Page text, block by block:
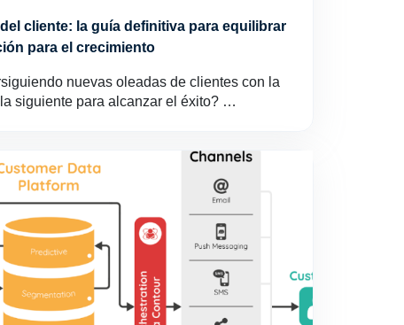
cliente: la guía definitiva para equilibrar
para el crecimiento
nuevas oleadas de clientes con la
siguiente para alcanzar el éxito? …